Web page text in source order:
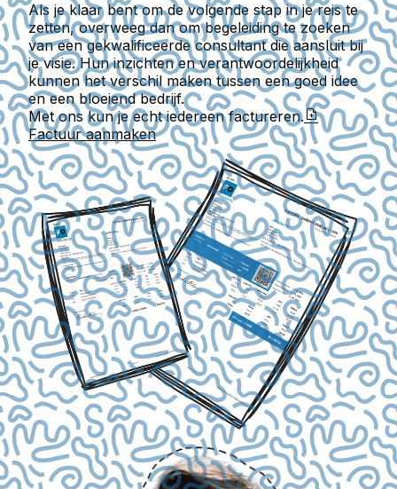
Als je klaar bent om de volgende stap in je reis te
zetten, overweeg dan om begeleiding te zoeken
van een gekwalificeerde consultant die aansluit bij
je visie. Hun inzichten en verantwoordelijkheid
kunnen het verschil maken tussen een goed idee
en een bloeiend bedrijf.
Met ons kun je echt iedereen factureren.
Factuur aanmaken